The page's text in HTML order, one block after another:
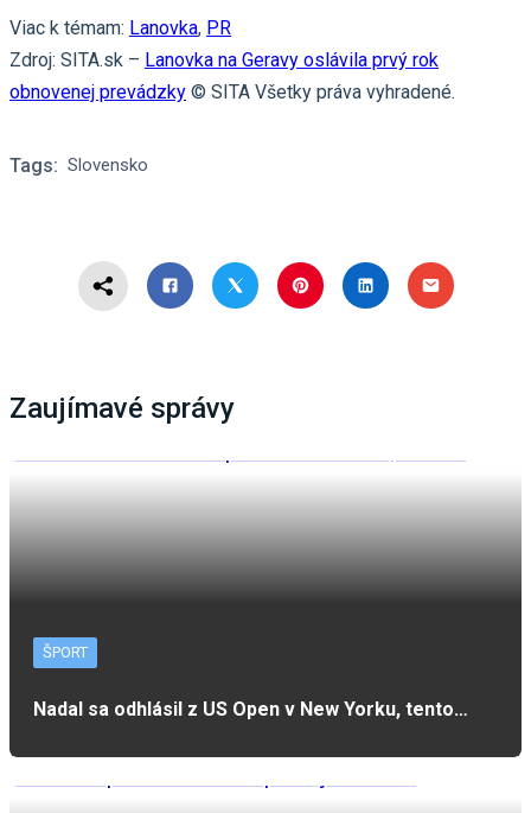
Viac k témam: Lanovka, PR
Zdroj: SITA.sk – Lanovka na Geravy oslávila prvý rok
obnovenej prevádzky © SITA Všetky práva vyhradené.
Tags: Slovensko
Zaujímavé správy
ŠPORT
Nadal sa odhlásil z US Open v New Yorku, tento…